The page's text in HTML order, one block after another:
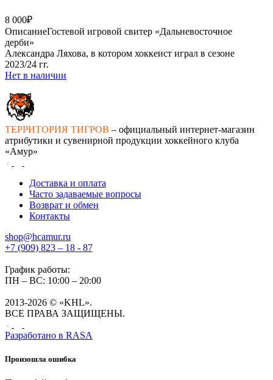
8 000₽
ОписаниеГостевой игровой свитер «Дальневосточное
дерби»
Александра Ляхова, в котором хоккеист играл в сезоне
2023/24 гг.
Нет в наличии
ТЕРРИТОРИЯ ТИГРОВ – официальный интернет-магазин
атрибутики и сувенирной продукции хоккейного клуба
«Амур»
Доставка и оплата
Часто задаваемые вопросы
Возврат и обмен
Контакты
shop@hcamur.ru
+7 (909) 823 – 18 - 87
График работы:
ПН – ВС: 10:00 – 20:00
2013-2026 © «KHL».
ВСЕ ПРАВА ЗАЩИЩЕНЫ.
Разработано в RASA
Произошла ошибка